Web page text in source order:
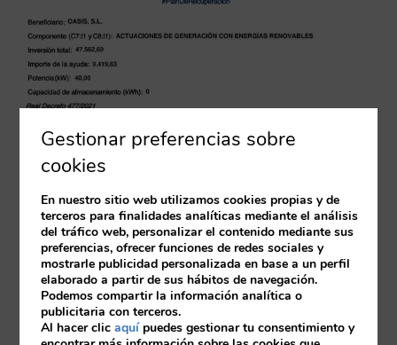
Gestionar preferencias sobre
cookies
En nuestro sitio web utilizamos cookies propias y de
terceros para finalidades analíticas mediante el análisis
del tráfico web, personalizar el contenido mediante sus
preferencias, ofrecer funciones de redes sociales y
mostrarle publicidad personalizada en base a un perfil
elaborado a partir de sus hábitos de navegación.
Podemos compartir la información analítica o
publicitaria con terceros.
Al hacer clicaquípuedes gestionar tu consentimiento y